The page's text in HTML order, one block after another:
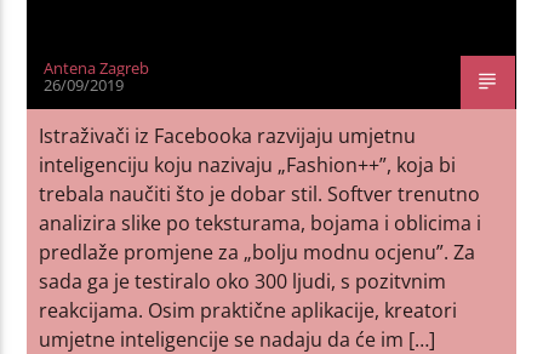
Antena Zagreb
26/09/2019
Istraživači iz Facebooka razvijaju umjetnu
inteligenciju koju nazivaju „Fashion++”, koja bi
trebala naučiti što je dobar stil. Softver trenutno
analizira slike po teksturama, bojama i oblicima i
predlaže promjene za „bolju modnu ocjenu”. Za
sada ga je testiralo oko 300 ljudi, s pozitvnim
reakcijama. Osim praktične aplikacije, kreatori
umjetne inteligencije se nadaju da će im […]